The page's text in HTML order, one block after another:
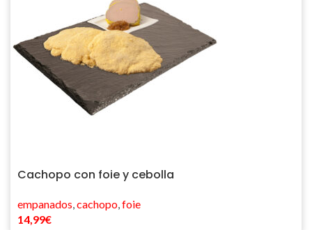
Cachopo con foie y cebolla
empanados,cachopo,foie
14,99€